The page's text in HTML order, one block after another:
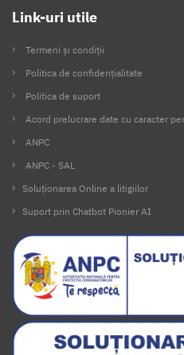
Link-uri utile
Termeni și condiții
Politica de confidențialitate
Politica de suport
Acord prelucrare date cu caracter
ANPC
ANPC - SAL
Soluționarea Online a litigiilor
Suport prin Chatbot Pionier AI